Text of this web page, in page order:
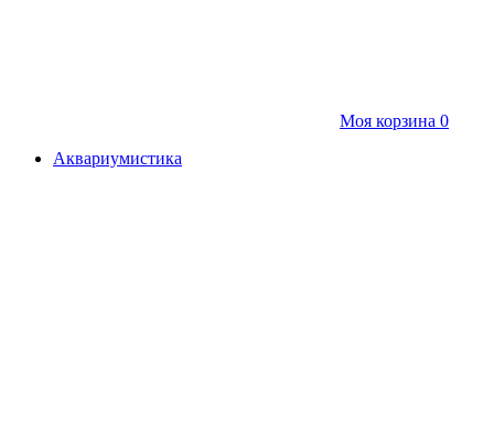
Моя корзина 0
Аквариумистика